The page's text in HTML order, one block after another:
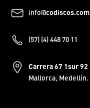
info@codiscos.com
(57) (4) 448 70 11
Carrera 67 1sur 92
Mallorca, Medellín.